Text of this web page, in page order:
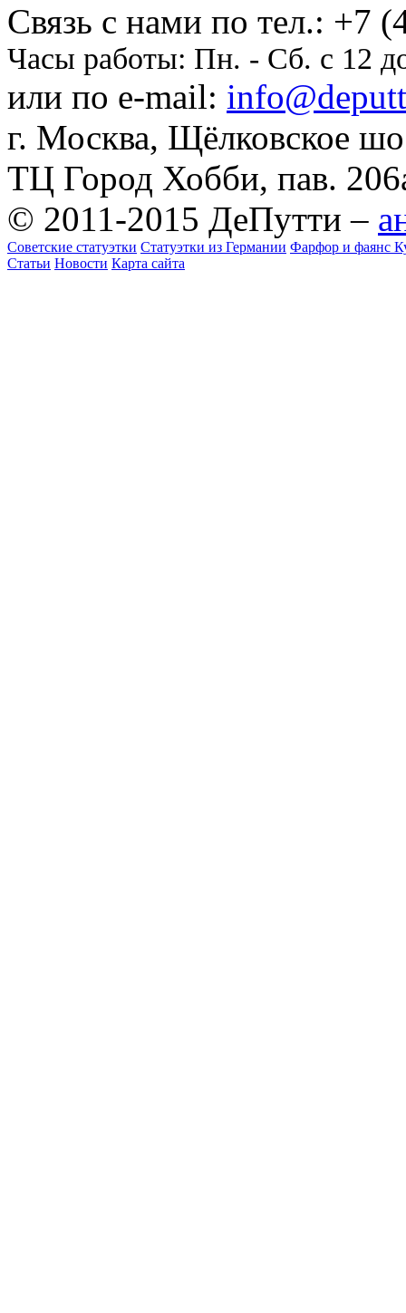
Cвязь с нами по тел.: +7
Часы работы: Пн. - Сб. с 12
или по e-mail:
г. Москва, Щёлковское
ТЦ Город Хобби, пав.
© 2011-2015 ДеПутти –
Советские статуэтки Статуэтки из Германии Фарфор и фаянс
Статьи Новости Карта сайта